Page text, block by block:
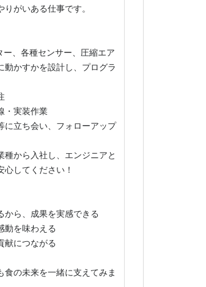
がいある仕事です。
ー、各種センサー、圧縮エア
かすかを設計し、プログラ
・実装作業
に立ち会い、フォローアップ
から入社し、エンジニアと
してください！
から、成果を実感できる
動を味わえる
献につながる
食の未来を一緒に支えてみま